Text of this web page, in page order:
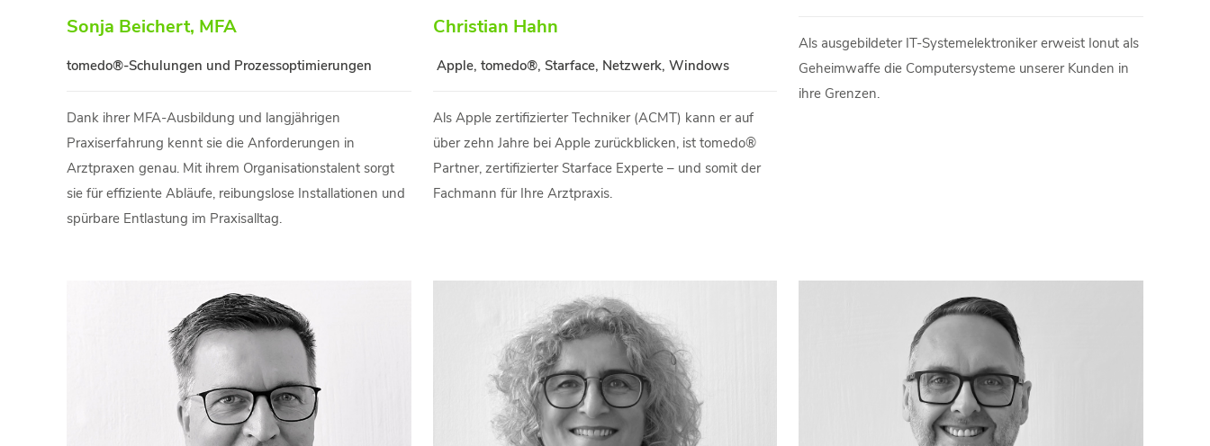
Sonja Beichert, MFA
tomedo®-Schulungen und Prozessoptimierungen
Dank ihrer MFA-Ausbildung und langjährigen
Praxiserfahrung kennt sie die Anforderungen in
Arztpraxen genau. Mit ihrem Organisationstalent sorgt
sie für effiziente Abläufe, reibungslose Installationen und
spürbare Entlastung im Praxisalltag.
Christian Hahn
Apple, tomedo®, Starface, Netzwerk, Windows
Als Apple zertifizierter Techniker (ACMT) kann er auf
über zehn Jahre bei Apple zurückblicken, ist tomedo®
Partner, zertifizierter Starface Experte – und somit der
Fachmann für Ihre Arztpraxis.
Als ausgebildeter IT-Systemelektroniker erweist Ionut als
Geheimwaffe die Computersysteme unserer Kunden in
ihre Grenzen.